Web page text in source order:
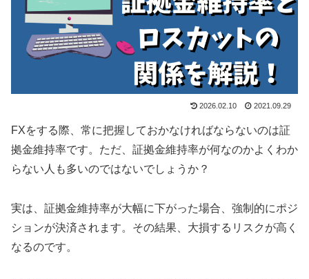
2026.02.10 2021.09.29
FXをする際、常に把握しておかなければならないのは証
拠金維持率です。ただ、証拠金維持率が何なのかよくわか
らない人も多いのではないでしょうか？
実は、証拠金維持率が大幅に下がった場合、強制的にポジ
ションが決済されます。その結果、大損するリスクが高く
なるのです。